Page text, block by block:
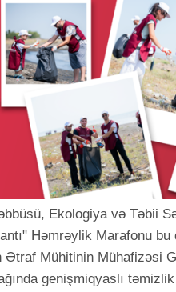
Ekologiya və Təbii
Həmrəylik Marafonu
Mühitinin Mühafizəsi
genişmiqyaslı təmizlik